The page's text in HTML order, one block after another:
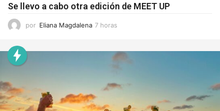
Se llevo a cabo otra edición de MEET UP
por Eliana Magdalena 7 horas
r